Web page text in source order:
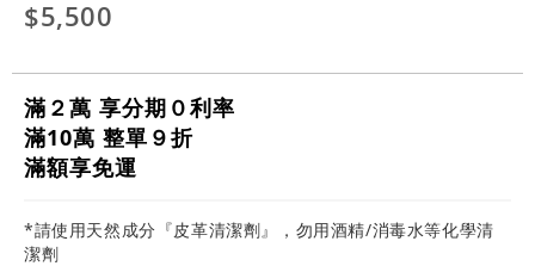
$5,500
滿２萬 享分期０利率
滿10萬 整單９折
滿額享免運
*請使用天然成分『皮革清潔劑』，勿用酒精/消毒水等化學清
潔劑